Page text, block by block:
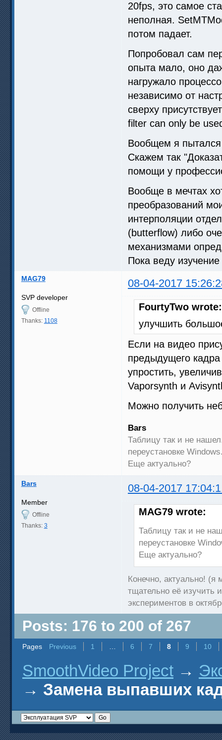
20fps, это самое
неполная.
потом падает.
Попробовал сам
опыта мало, оно
нагружало
независимо от
сверху
filter can only be
Вообщем я
Скажем так
помощи у
Вообще в мечтах
преобразований
интерполяции
(butterflow) либо
механизмами
Пока веду
MAG79 08-04-2017
SVP developer
Offline
Thanks: 1108
FourtyTwo wrote:
улучшить
Если на видео
предыдущего
упростить,
Vaporsynth и
Можно получить
Bars
Таблицу так и не
переустановке
Еще актуально?
Bars 08-04-2017
Member
Offline
Thanks: 3
MAG79 wrote:
Таблицу так и не
переустановке
Еще актуально?
Конечно, актуально!
тщательно её изучить
экспериментов в
Posts: 176 to 200 of 267
Pages Previous 1 6 7 8 9 10
SmoothVideo Project →
→ Замена выпавших